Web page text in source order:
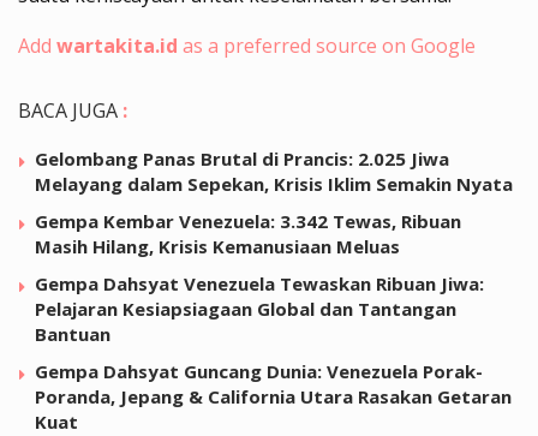
Add wartakita.id as a preferred source on Google
BACA JUGA :
Gelombang Panas Brutal di Prancis: 2.025 Jiwa
Melayang dalam Sepekan, Krisis Iklim Semakin Nyata
Gempa Kembar Venezuela: 3.342 Tewas, Ribuan
Masih Hilang, Krisis Kemanusiaan Meluas
Gempa Dahsyat Venezuela Tewaskan Ribuan Jiwa:
Pelajaran Kesiapsiagaan Global dan Tantangan
Bantuan
Gempa Dahsyat Guncang Dunia: Venezuela Porak-
Poranda, Jepang & California Utara Rasakan Getaran
Kuat